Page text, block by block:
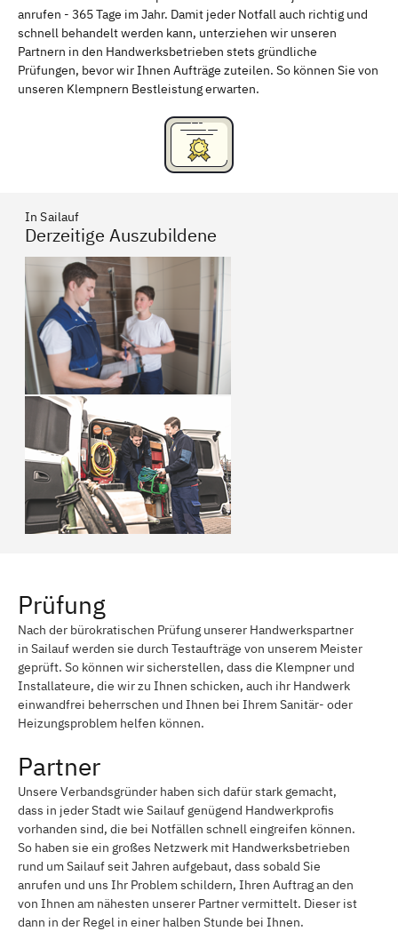
Freising Rudelsdorf, Mittelfranken
anrufen - 365 Tage im Jahr. Damit jeder Notfall auch richtig und
schnell behandelt werden kann, unterziehen wir unseren
Partnern in den Handwerksbetrieben stets gründliche
Prüfungen, bevor wir Ihnen Aufträge zuteilen. So können Sie von
unseren Klempnern Bestleistung erwarten.
In Sailauf
Derzeitige Auszubildene
Prüfung
Nach der bürokratischen Prüfung unserer Handwerkspartner
in Sailauf werden sie durch Testaufträge von unserem Meister
geprüft. So können wir sicherstellen, dass die Klempner und
Installateure, die wir zu Ihnen schicken, auch ihr Handwerk
einwandfrei beherrschen und Ihnen bei Ihrem Sanitär- oder
Heizungsproblem helfen können.
Partner
Unsere Verbandsgründer haben sich dafür stark gemacht,
dass in jeder Stadt wie Sailauf genügend Handwerkprofis
vorhanden sind, die bei Notfällen schnell eingreifen können.
So haben sie ein großes Netzwerk mit Handwerksbetrieben
rund um Sailauf seit Jahren aufgebaut, dass sobald Sie
anrufen und uns Ihr Problem schildern, Ihren Auftrag an den
von Ihnen am nähesten unserer Partner vermittelt. Dieser ist
dann in der Regel in einer halben Stunde bei Ihnen.